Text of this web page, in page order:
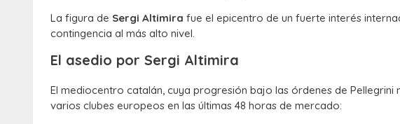
La figura de Sergi Altimira fue el epicentro de un fuerte interés
contingencia al más alto nivel.
El asedio por Sergi Altimira
El mediocentro catalán, cuya progresión bajo las órdenes de
varios clubes europeos en las últimas 48 horas de mercado: